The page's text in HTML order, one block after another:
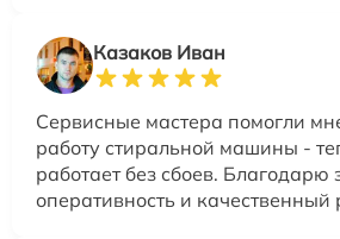
Казаков Иван
Сервисные мастера помогли
работу стиральной машины -
работает без сбоев. Благодарю
оперативность и качественный